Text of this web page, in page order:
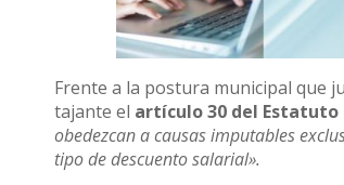
Frente a la postura municipal que
tajante el artículo 30 del
obedezcan a causas imputables
tipo de descuento salarial».